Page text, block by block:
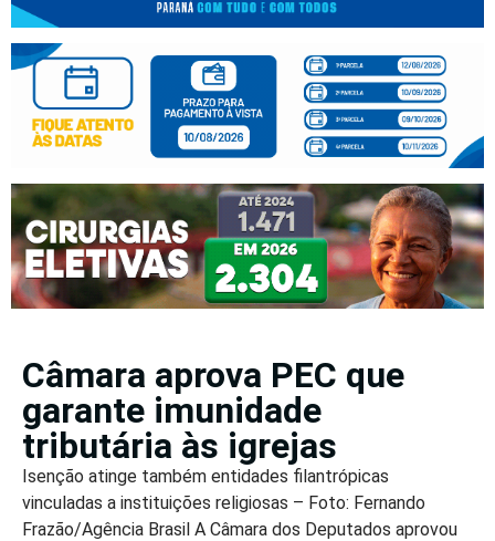
Câmara aprova PEC que
garante imunidade
tributária às igrejas
Isenção atinge também entidades filantrópicas
vinculadas a instituições religiosas – Foto: Fernando
Frazão/Agência Brasil A Câmara dos Deputados aprovou